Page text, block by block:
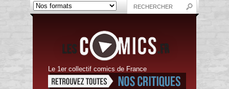
Le 1er collectif comics de France